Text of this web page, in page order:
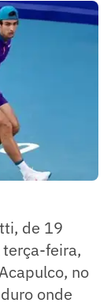
de 19
feira,
no
onde